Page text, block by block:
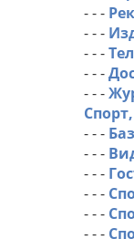
- - -
- - -
- - -
- - -
- - -
- - -
- - -
- - -
- - -
- - -
- - -